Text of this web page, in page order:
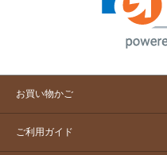
お買い物かご
ご利用ガイド